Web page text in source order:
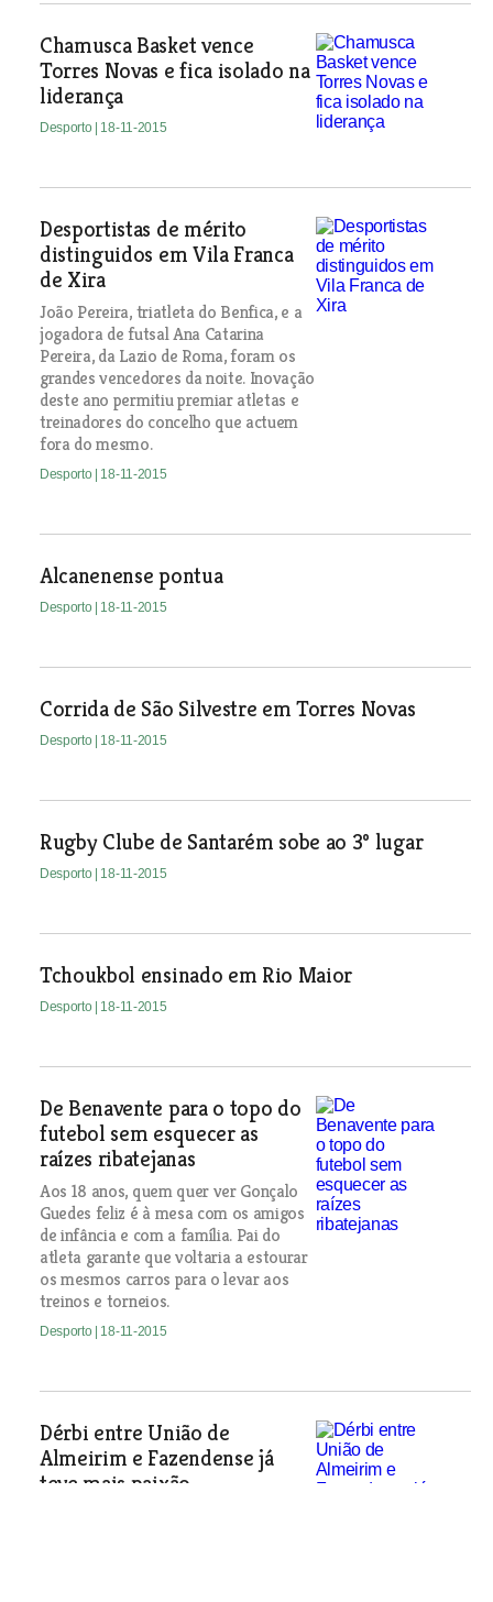
Chamusca Basket vence
Torres Novas e fica isolado na
liderança
Desporto | 18-11-2015
Desportistas de mérito
distinguidos em Vila Franca
de Xira
João Pereira, triatleta do Benfica, e a
jogadora de futsal Ana Catarina
Pereira, da Lazio de Roma, foram os
grandes vencedores da noite. Inovação
deste ano permitiu premiar atletas e
treinadores do concelho que actuem
fora do mesmo.
Desporto | 18-11-2015
Alcanenense pontua
Desporto | 18-11-2015
Corrida de São Silvestre em Torres Novas
Desporto | 18-11-2015
Rugby Clube de Santarém sobe ao 3º lugar
Desporto | 18-11-2015
Tchoukbol ensinado em Rio Maior
Desporto | 18-11-2015
De Benavente para o topo do
futebol sem esquecer as
raízes ribatejanas
Aos 18 anos, quem quer ver Gonçalo
Guedes feliz é à mesa com os amigos
de infância e com a família. Pai do
atleta garante que voltaria a estourar
os mesmos carros para o levar aos
treinos e torneios.
Desporto | 18-11-2015
Dérbi entre União de
Almeirim e Fazendense já
teve mais paixão